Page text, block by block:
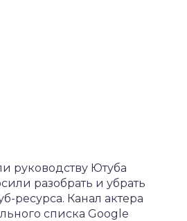
руководству Ютуба
разобрать и убрать
ресурса. Канал актера
списка Google